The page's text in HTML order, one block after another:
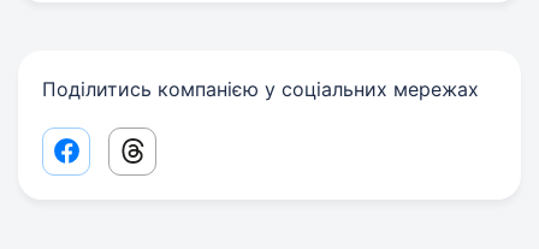
Поділитись компанією у соціальних мережах
Facebook share link
Threads share link